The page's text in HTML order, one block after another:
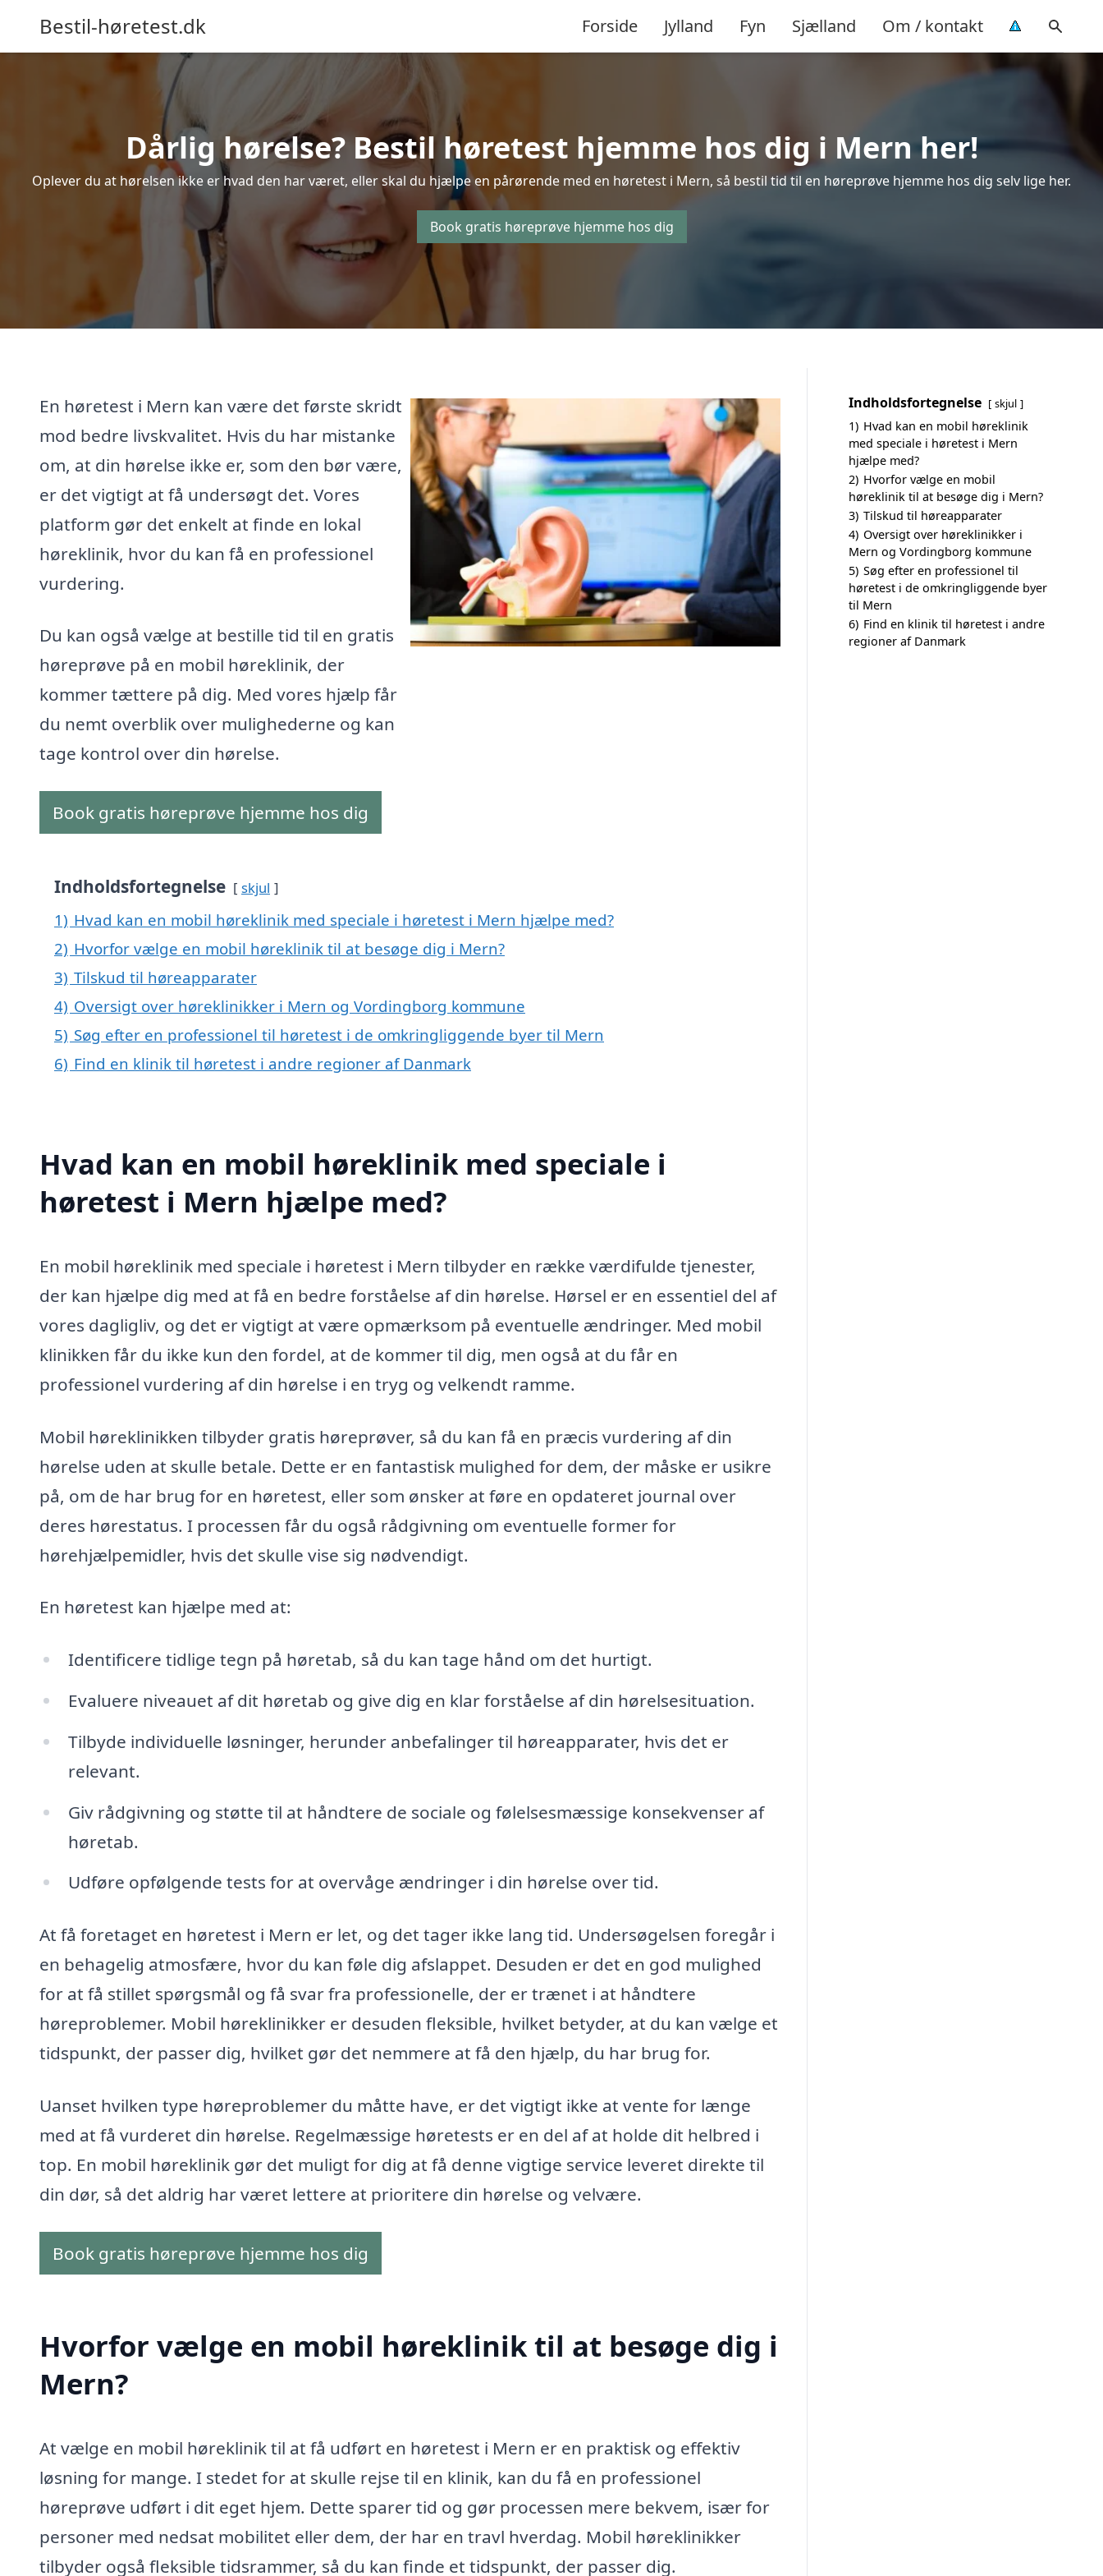
Bestil-høretest.dk Forside Jylland Fyn Sjælland Om / kontakt
Dårlig hørelse? Bestil høretest hjemme hos dig i Mern her!
Oplever du at hørelsen ikke er hvad den har været, eller skal du hjælpe en pårørende med en høretest i Mern, så bestil tid til en høreprøve hjemme hos dig selv lige her.
Book gratis høreprøve hjemme hos dig
En høretest i Mern kan være det første skridt
mod bedre livskvalitet. Hvis du har mistanke
om, at din hørelse ikke er, som den bør være,
er det vigtigt at få undersøgt det. Vores
platform gør det enkelt at finde en lokal
høreklinik, hvor du kan få en professionel
vurdering.
Du kan også vælge at bestille tid til en gratis
høreprøve på en mobil høreklinik, der
kommer tættere på dig. Med vores hjælp får
du nemt overblik over mulighederne og kan
tage kontrol over din hørelse.
Book gratis høreprøve hjemme hos dig
Indholdsfortegnelse skjul
1) Hvad kan en mobil høreklinik med speciale i høretest i Mern hjælpe med?
2) Hvorfor vælge en mobil høreklinik til at besøge dig i Mern?
3) Tilskud til høreapparater
4) Oversigt over høreklinikker i Mern og Vordingborg kommune
5) Søg efter en professionel til høretest i de omkringliggende byer til Mern
6) Find en klinik til høretest i andre regioner af Danmark
Hvad kan en mobil høreklinik med speciale i
høretest i Mern hjælpe med?
En mobil høreklinik med speciale i høretest i Mern tilbyder en række værdifulde tjenester,
der kan hjælpe dig med at få en bedre forståelse af din hørelse. Hørsel er en essentiel del af
vores dagligliv, og det er vigtigt at være opmærksom på eventuelle ændringer. Med mobil
klinikken får du ikke kun den fordel, at de kommer til dig, men også at du får en
professionel vurdering af din hørelse i en tryg og velkendt ramme.
Mobil høreklinikken tilbyder gratis høreprøver, så du kan få en præcis vurdering af din
hørelse uden at skulle betale. Dette er en fantastisk mulighed for dem, der måske er usikre
på, om de har brug for en høretest, eller som ønsker at føre en opdateret journal over
deres hørestatus. I processen får du også rådgivning om eventuelle former for
hørehjælpemidler, hvis det skulle vise sig nødvendigt.
En høretest kan hjælpe med at:
Identificere tidlige tegn på høretab, så du kan tage hånd om det hurtigt.
Evaluere niveauet af dit høretab og give dig en klar forståelse af din hørelsesituation.
Tilbyde individuelle løsninger, herunder anbefalinger til høreapparater, hvis det er
relevant.
Giv rådgivning og støtte til at håndtere de sociale og følelsesmæssige konsekvenser af
høretab.
Udføre opfølgende tests for at overvåge ændringer i din hørelse over tid.
At få foretaget en høretest i Mern er let, og det tager ikke lang tid. Undersøgelsen foregår i
en behagelig atmosfære, hvor du kan føle dig afslappet. Desuden er det en god mulighed
for at få stillet spørgsmål og få svar fra professionelle, der er trænet i at håndtere
høreproblemer. Mobil høreklinikker er desuden fleksible, hvilket betyder, at du kan vælge et
tidspunkt, der passer dig, hvilket gør det nemmere at få den hjælp, du har brug for.
Uanset hvilken type høreproblemer du måtte have, er det vigtigt ikke at vente for længe
med at få vurderet din hørelse. Regelmæssige høretests er en del af at holde dit helbred i
top. En mobil høreklinik gør det muligt for dig at få denne vigtige service leveret direkte til
din dør, så det aldrig har været lettere at prioritere din hørelse og velvære.
Book gratis høreprøve hjemme hos dig
Hvorfor vælge en mobil høreklinik til at besøge dig i
Mern?
At vælge en mobil høreklinik til at få udført en høretest i Mern er en praktisk og effektiv
løsning for mange. I stedet for at skulle rejse til en klinik, kan du få en professionel
høreprøve udført i dit eget hjem. Dette sparer tid og gør processen mere bekvem, især for
personer med nedsat mobilitet eller dem, der har en travl hverdag. Mobil høreklinikker
tilbyder også fleksible tidsrammer, så du kan finde et tidspunkt, der passer dig.
Indholdsfortegnelse skjul
1) Hvad kan en mobil høreklinik
med speciale i høretest i Mern
hjælpe med?
2) Hvorfor vælge en mobil
høreklinik til at besøge dig i Mern?
3) Tilskud til høreapparater
4) Oversigt over høreklinikker i
Mern og Vordingborg kommune
5) Søg efter en professionel til
høretest i de omkringliggende byer
til Mern
6) Find en klinik til høretest i andre
regioner af Danmark